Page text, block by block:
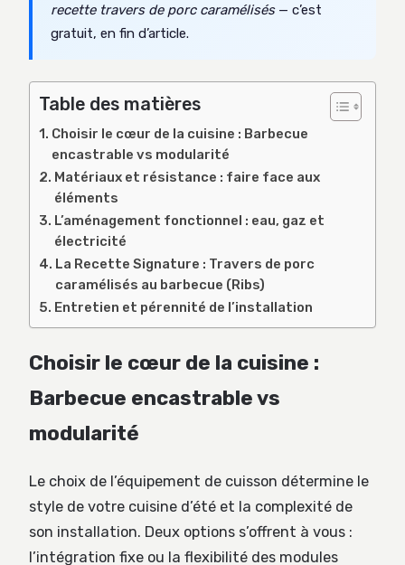
recette travers de porc caramélisés— c’est
gratuit, en fin d’article.
Table des matières
Choisir le cœur de la cuisine : Barbecue
encastrable vs modularité
Matériaux et résistance : faire face aux
éléments
L’aménagement fonctionnel : eau, gaz et
électricité
La Recette Signature : Travers de porc
caramélisés au barbecue (Ribs)
Entretien et pérennité de l’installation
Choisir le cœur de la cuisine :
Barbecue encastrable vs
modularité
Le choix de l’équipement de cuisson détermine le
style de votre cuisine d’été et la complexité de
son installation. Deux options s’offrent à vous :
l’intégration fixe ou la flexibilité des modules